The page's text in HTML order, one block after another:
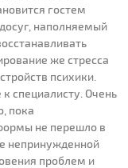
гостем
наполняемый
же стресса
психики.
специалисту. Очень
пока
не перешло в
непринужденной
проблем и